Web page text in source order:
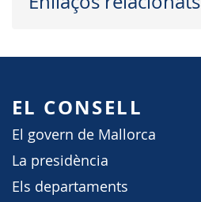
EL CONSELL
El govern de Mallorca
La presidència
Els departaments